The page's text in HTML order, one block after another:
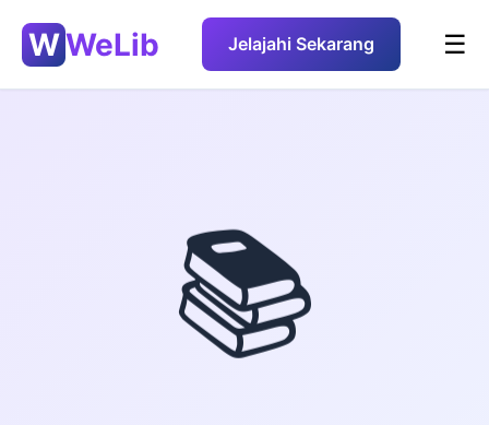
WWeLib Jelajahi Sekarang ☰
📚